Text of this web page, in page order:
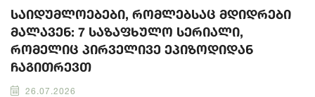
საიდუმლოებები, რომლებსაც მდიდრები
მალავენ: 7 საზაფხულო სერიალი,
რომელიც პირველივე ეპიზოდიდან
ჩაგითრევთ
26.07.2026